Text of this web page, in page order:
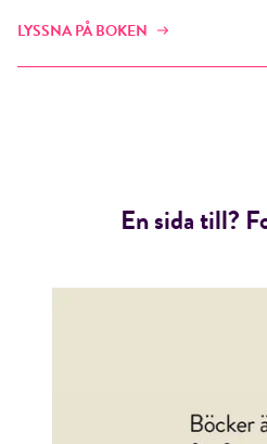
LYSSNA PÅ BOKEN
En sida till?